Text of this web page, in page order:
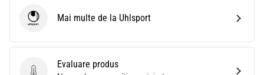
Evaluare produs
UhlsportMai multe de la Uhlsport